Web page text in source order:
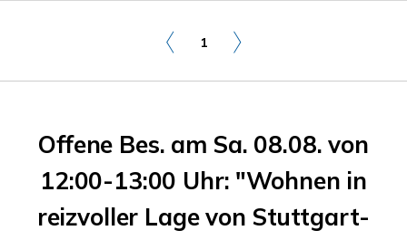
1
Offene Bes. am Sa. 08.08. von
12:00-13:00 Uhr: "Wohnen in
reizvoller Lage von Stuttgart-